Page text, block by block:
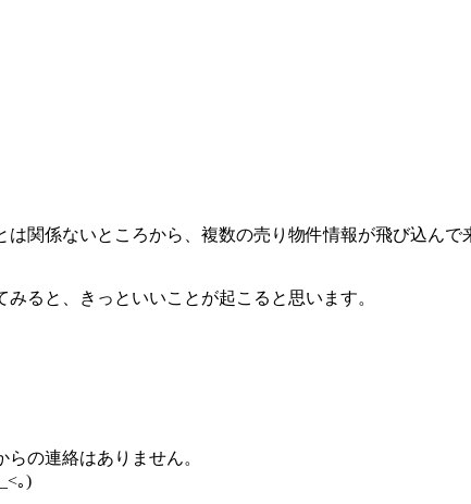
関係ないところから、複数の売り物件情報が飛び込んで
ると、きっといいことが起こると思います。
の連絡はありません。
｡)